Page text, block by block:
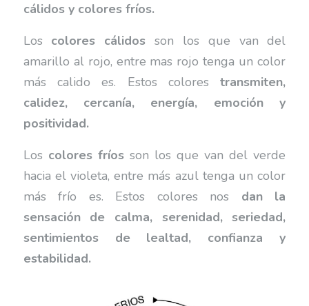
cálidos y colores fríos.
Los colores cálidos son los que van del
amarillo al rojo, entre mas rojo tenga un color
más calido es. Estos colorestransmiten,
calidez, cercanía, energía, emoción y
positividad.
Los colores fríosson los que van del verde
hacia el violeta, entre más azul tenga un color
más frío es. Estos colores nos dan la
sensación de calma, serenidad, seriedad,
sentimientos de lealtad, confianza y
estabilidad.